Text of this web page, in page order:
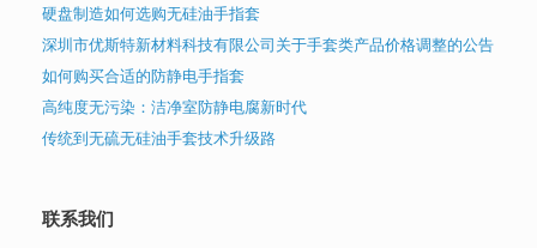
硬盘制造如何选购无硅油手指套
深圳市优斯特新材料科技有限公司关于手套类产品价格调整的公告
如何购买合适的防静电手指套
高纯度无污染：洁净室防静电腐新时代
传统到无硫无硅油手套技术升级路
联系我们